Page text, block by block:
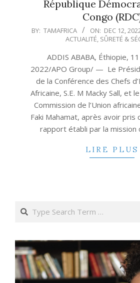
République
Congo
2022-
BY: TAMAFRICA ON: DEC 12,
ACTUALITÉ, SÛRETÉ &
ADDIS ABABA, Éthiopie,
2022/APO Group/ — Le
de la Conférence des Chefs
Africaine, S.E. M Macky Sall, et
Commission de l’Union
Faki Mahamat, après avoir pris
rapport établi par la mission
LIRE PLUS
Search